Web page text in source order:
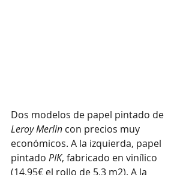
Dos modelos de papel pintado de
Leroy Merlin con precios muy
económicos. A la izquierda, papel
pintado PIK, fabricado en vinílico
(14,95€ el rollo de 5,3 m2). A la